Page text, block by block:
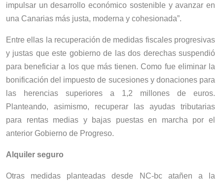
impulsar un desarrollo económico sostenible y avanzar en
una Canarias más justa, moderna y cohesionada”.
Entre ellas la recuperación de medidas fiscales progresivas
y justas que este gobierno de las dos derechas suspendió
para beneficiar a los que más tienen. Como fue eliminar la
bonificación del impuesto de sucesiones y donaciones para
las herencias superiores a 1,2 millones de euros.
Planteando, asimismo, recuperar las ayudas tributarias
para rentas medias y bajas puestas en marcha por el
anterior Gobierno de Progreso.
Alquiler seguro
Otras medidas planteadas desde NC-bc atañen a la